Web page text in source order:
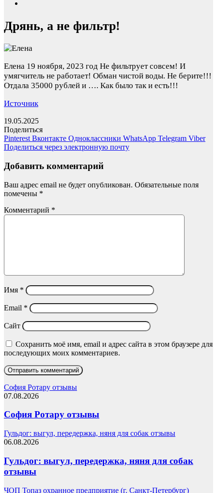
Дрянь, а не фильтр!
Елена 19 ноября, 2023 год Не фильтрует совсем! И
умягчитель не работает! Обман чистой воды. Не берите!!!
Отдала 35000 рублей и …. Как было так и есть!!!
Источник
19.05.2025
Поделиться
Pinterest Вконтакте Одноклассники WhatsApp Telegram Viber
Поделиться через электронную почту
Добавить комментарий
Ваш адрес email не будет опубликован. Обязательные поля
помечены *
Комментарий *
Имя *
Email *
Сайт
Сохранить моё имя, email и адрес сайта в этом браузере для
последующих моих комментариев.
София Ротару отзывы
07.08.2026
София Ротару отзывы
Гульдог: выгул, передержка, няня для собак отзывы
06.08.2026
Гульдог: выгул, передержка, няня для собак
отзывы
ЧОП Топаз охранное предприятие (г. Санкт-Петербург)